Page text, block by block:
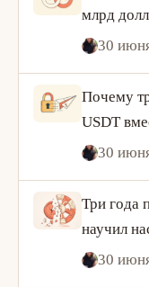
млрд
говорит о
30
Почему
USDT
30
Три года
научил
30